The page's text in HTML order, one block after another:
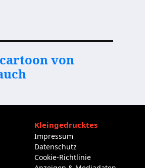
von
Kleingedrucktes
Impressum
Datenschutz
Cookie-Richtlinie